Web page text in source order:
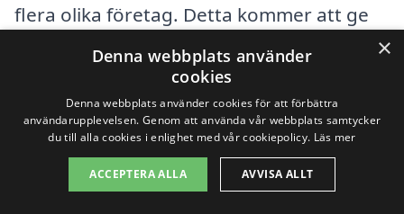
flera olika företag. Detta kommer att ge
dig en bättre förståelse för
marknadspriserna samt hjälpa dig att
hitta det bästa erbjudandet. Plattformen
tapetsering-pris.se gör det enkelt för dig
att jämföra priser och hitta professionella
×
Denna webbplats använder
cookies
Denna webbplats använder cookies för att förbättra
användarupplevelsen. Genom att använda vår webbplats samtycker
du till alla cookies i enlighet med vår cookiepolicy. Läs mer
ACCEPTERA ALLA AVVISA ALLT